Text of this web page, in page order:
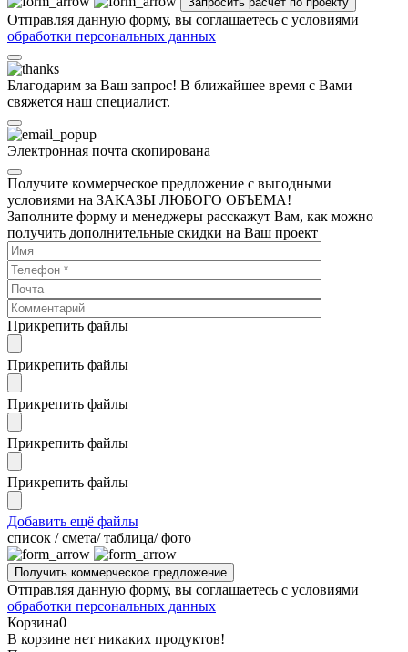
Отправляя данную форму, вы соглашаетесь с условиями
обработки персональных данных
Благодарим за Ваш запрос! В ближайшее время с Вами
свяжется наш специалист.
Электронная почта скопирована
Получите коммерческое предложение с выгодными
условиями на ЗАКАЗЫ ЛЮБОГО ОБЪЕМА!
Заполните форму и менеджеры расскажут Вам, как можно
получить дополнительные скидки на Ваш проект
Прикрепить файлы
Прикрепить файлы
Прикрепить файлы
Прикрепить файлы
Прикрепить файлы
Добавить ещё файлы
cписок / смета/ таблица/ фото
Отправляя данную форму, вы соглашаетесь с условиями
обработки персональных данных
Корзина0
В корзине нет никаких продуктов!